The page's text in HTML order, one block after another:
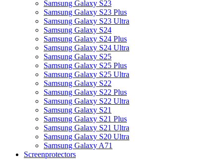
Samsung Galaxy S23
Samsung Galaxy S23 Plus
Samsung Galaxy S23 Ultra
Samsung Galaxy S24
Samsung Galaxy S24 Plus
Samsung Galaxy S24 Ultra
Samsung Galaxy S25
Samsung Galaxy S25 Plus
Samsung Galaxy S25 Ultra
Samsung Galaxy S22
Samsung Galaxy S22 Plus
Samsung Galaxy S22 Ultra
Samsung Galaxy S21
Samsung Galaxy S21 Plus
Samsung Galaxy S21 Ultra
Samsung Galaxy S20 Ultra
Samsung Galaxy A71
Screenprotectors